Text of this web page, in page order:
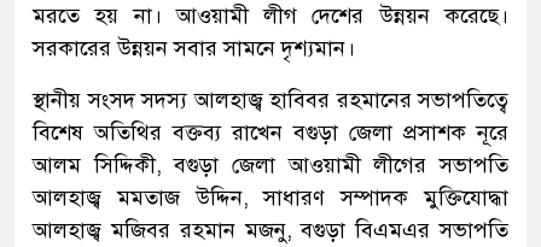
মরতে হয় না। আওয়ামী লীগ দেশের উন্নয়ন করেছে।
সরকারের উন্নয়ন সবার সামনে দৃশ্যমান।
স্থানীয় সংসদ সদস্য আলহাজ্ব হাবিবর রহমানের সভাপতিত্বে
বিশেষ অতিথির বক্তব্য রাখেন বগুড়া জেলা প্রসাশক নূরে
আলম সিদ্দিকী, বগুড়া জেলা আওয়ামী লীগের সভাপতি
আলহাজ্ব মমতাজ উদ্দিন, সাধারণ সম্পাদক মুক্তিযোদ্ধা
আলহাজ্ব মজিবর রহমান মজনু, বগুড়া বিএমএর সভাপতি